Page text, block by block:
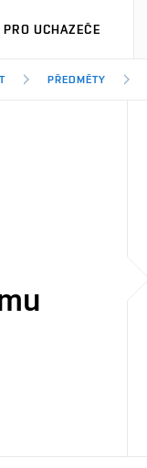
PRO UCHAZEČE
PŘEDMĚTY